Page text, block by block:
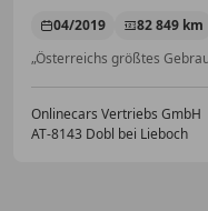
04/2019 82 849 km
„Österreichs größtes
Onlinecars Vertriebs GmbH
AT-8143 Dobl bei Lieboch